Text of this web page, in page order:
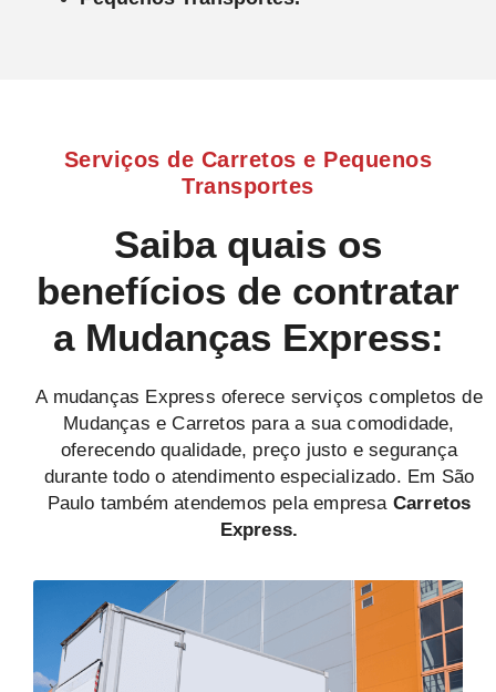
Serviços de Carretos e Pequenos
Transportes
Saiba quais os
benefícios de contratar
a Mudanças Express:
A mudanças Express oferece serviços completos de
Mudanças e Carretos para a sua comodidade,
oferecendo qualidade, preço justo e segurança
durante todo o atendimento especializado. Em São
Paulo também atendemos pela empresa Carretos
Express.